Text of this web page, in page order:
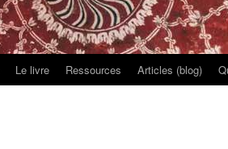
Le livre Ressources Articles (blog)